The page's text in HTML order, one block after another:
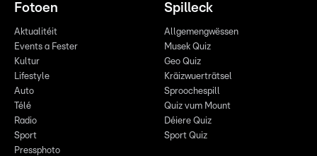
Fotoen
Aktualitéit
Events a Fester
Kultur
Lifestyle
Auto
Télé
Radio
Sport
Pressphoto
Spilleck
Allgemengwëssen
Musek Quiz
Geo Quiz
Kräizwuerträtsel
Sproochespill
Quiz vum Mount
Déiere Quiz
Sport Quiz